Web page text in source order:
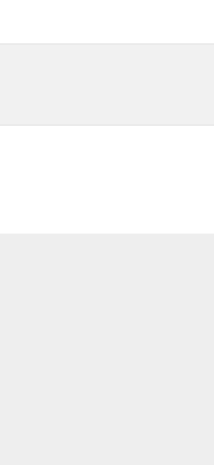
yabani otları, çalıları
Tırpan